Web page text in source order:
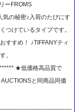
ーFROMS
気の秘密♪入荷のたびにす
つけているタイプです。
すすめ！ ♪TIFFANYティ
。
★低価格高品質で
と同商品同価